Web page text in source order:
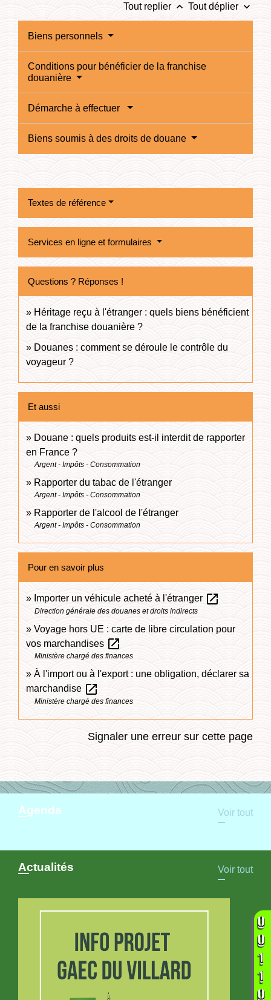
Tout replier keyboard_arrow_up Tout déplier keyboard_arrow_down
Biens personnels
Conditions pour bénéficier de la franchise
douanière
Démarche à effectuer
Biens soumis à des droits de douane
Textes de référence
Services en ligne et formulaires
Questions ? Réponses !
Héritage reçu à l'étranger : quels biens bénéficient
de la franchise douanière ?
Douanes : comment se déroule le contrôle du
voyageur ?
Et aussi
Douane : quels produits est-il interdit de rapporter
en France ?
Argent - Impôts - Consommation
Rapporter du tabac de l'étranger
Argent - Impôts - Consommation
Rapporter de l'alcool de l'étranger
Argent - Impôts - Consommation
Pour en savoir plus
Importer un véhicule acheté à l'étranger open_in_new
Direction générale des douanes et droits indirects
Voyage hors UE : carte de libre circulation pour
vos marchandises open_in_new
Ministère chargé des finances
À l'import ou à l'export : une obligation, déclarer sa
marchandise open_in_new
Ministère chargé des finances
Signaler une erreur sur cette page
Agenda Voir tout
Actualités Voir tout